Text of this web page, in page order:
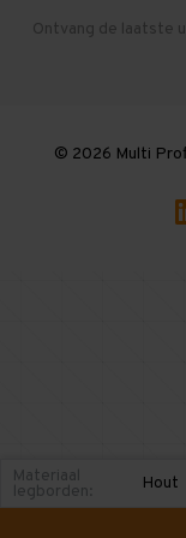
Gebruikte
Ontvang de laatste
© 2026 Multi
Materiaal
legborden: